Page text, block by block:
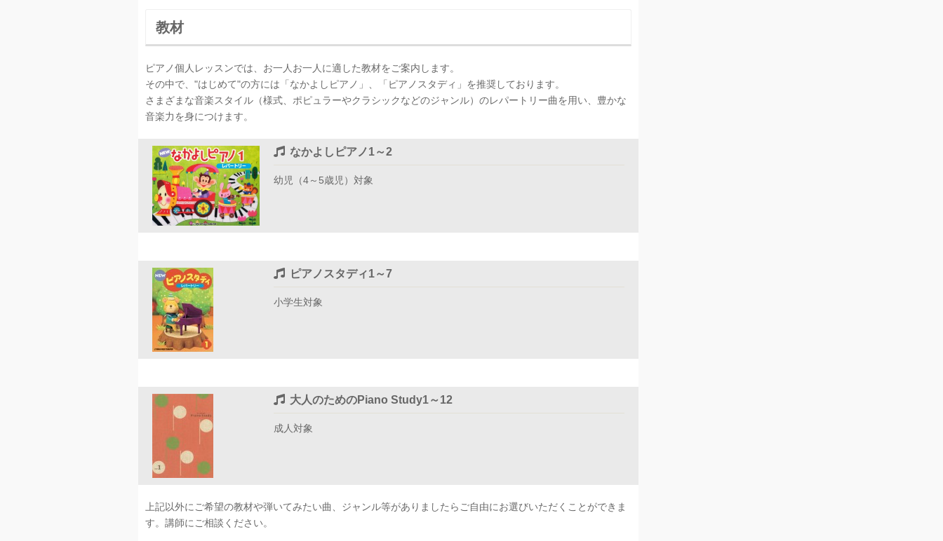
教材
ピアノ個人レッスンでは、お一人お一人に適した教材をご案内します。
その中で、"はじめて"の方には「なかよしピアノ」、「ピアノスタディ」を推奨しております。
さまざまな音楽スタイル（様式、ポピュラーやクラシックなどのジャンル）のレパートリー曲を用い、豊かな
音楽力を身につけます。
なかよしピアノ1～2
幼児（4～5歳児）対象
ピアノスタディ1～7
小学生対象
大人のためのPiano Study1～12
成人対象
上記以外にご希望の教材や弾いてみたい曲、ジャンル等がありましたらご自由にお選びいただくことができま
す。講師にご相談ください。